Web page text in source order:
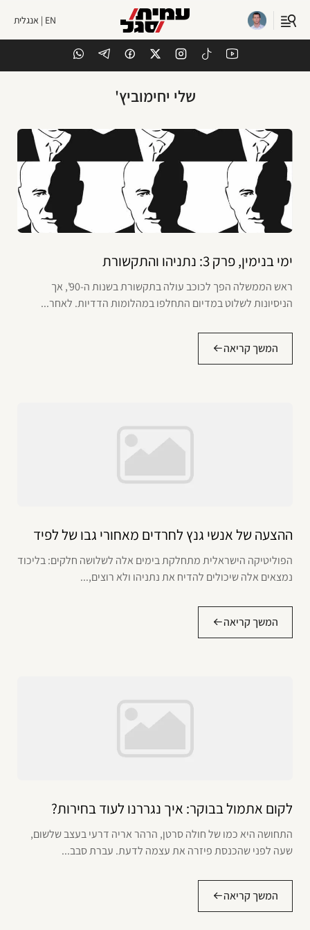
EN | אנגלית
שלי יחימוביץ'
ימי בנימין, פרק 3: נתניהו והתקשורת
ראש הממשלה הפך לכוכב עולה בתקשורת בשנות ה-90', אך
הניסיונות לשלוט במדיום התחלפו במהלומות הדדיות. לאחר...
המשך קריאה
ההצעה של אנשי גנץ לחרדים מאחורי גבו של לפיד
הפוליטיקה הישראלית מתחלקת בימים אלה לשלושה חלקים: בליכוד
נמצאים אלה שיכולים להדיח את נתניהו ולא רוצים,...
המשך קריאה
לקום אתמול בבוקר: איך נגררנו לעוד בחירות?
התחושה היא כמו של חולה סרטן, הרהר אריה דרעי בעצב שלשום,
שעה לפני שהכנסת פיזרה את עצמה לדעת. עברת סבב...
המשך קריאה